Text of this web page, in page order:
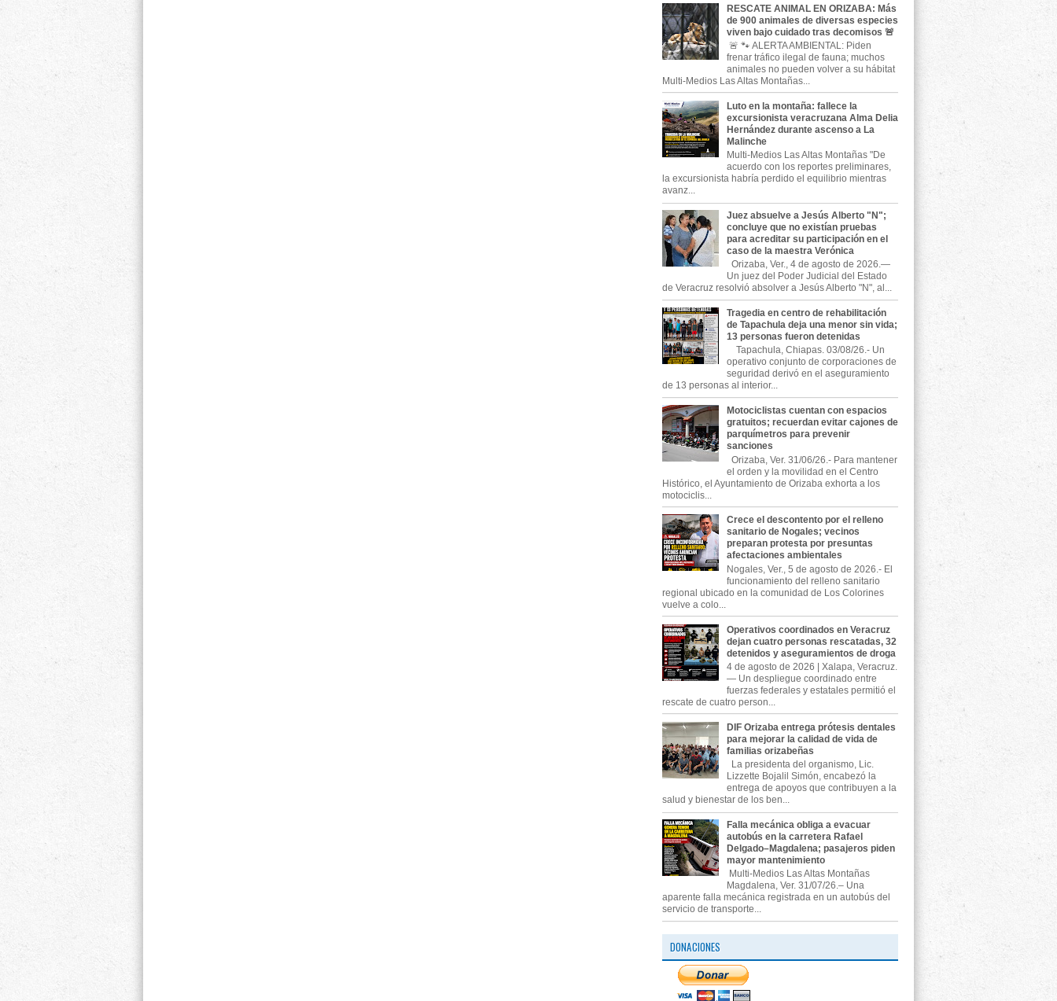
RESCATE ANIMAL EN ORIZABA: Más
de 900 animales de diversas especies
viven bajo cuidado tras decomisos 🚨
🚨 🐾 ALERTA AMBIENTAL: Piden
frenar tráfico ilegal de fauna; muchos
animales no pueden volver a su hábitat
Multi-Medios Las Altas Montañas...
Luto en la montaña: fallece la
excursionista veracruzana Alma Delia
Hernández durante ascenso a La
Malinche
Multi-Medios Las Altas Montañas "De
acuerdo con los reportes preliminares,
la excursionista habría perdido el equilibrio mientras
avanz...
Juez absuelve a Jesús Alberto "N";
concluye que no existían pruebas
para acreditar su participación en el
caso de la maestra Verónica
Orizaba, Ver., 4 de agosto de 2026.—
Un juez del Poder Judicial del Estado
de Veracruz resolvió absolver a Jesús Alberto "N", al...
Tragedia en centro de rehabilitación
de Tapachula deja una menor sin vida;
13 personas fueron detenidas
Tapachula, Chiapas. 03/08/26.- Un
operativo conjunto de corporaciones de
seguridad derivó en el aseguramiento
de 13 personas al interior...
Motociclistas cuentan con espacios
gratuitos; recuerdan evitar cajones de
parquímetros para prevenir
sanciones
Orizaba, Ver. 31/06/26.- Para mantener
el orden y la movilidad en el Centro
Histórico, el Ayuntamiento de Orizaba exhorta a los
motociclis...
Crece el descontento por el relleno
sanitario de Nogales; vecinos
preparan protesta por presuntas
afectaciones ambientales
Nogales, Ver., 5 de agosto de 2026.- El
funcionamiento del relleno sanitario
regional ubicado en la comunidad de Los Colorines
vuelve a colo...
Operativos coordinados en Veracruz
dejan cuatro personas rescatadas, 32
detenidos y aseguramientos de droga
4 de agosto de 2026 | Xalapa, Veracruz.
— Un despliegue coordinado entre
fuerzas federales y estatales permitió el
rescate de cuatro person...
DIF Orizaba entrega prótesis dentales
para mejorar la calidad de vida de
familias orizabeñas
La presidenta del organismo, Lic.
Lizzette Bojalil Simón, encabezó la
entrega de apoyos que contribuyen a la
salud y bienestar de los ben...
Falla mecánica obliga a evacuar
autobús en la carretera Rafael
Delgado–Magdalena; pasajeros piden
mayor mantenimiento
Multi-Medios Las Altas Montañas
Magdalena, Ver. 31/07/26.– Una
aparente falla mecánica registrada en un autobús del
servicio de transporte...
DONACIONES